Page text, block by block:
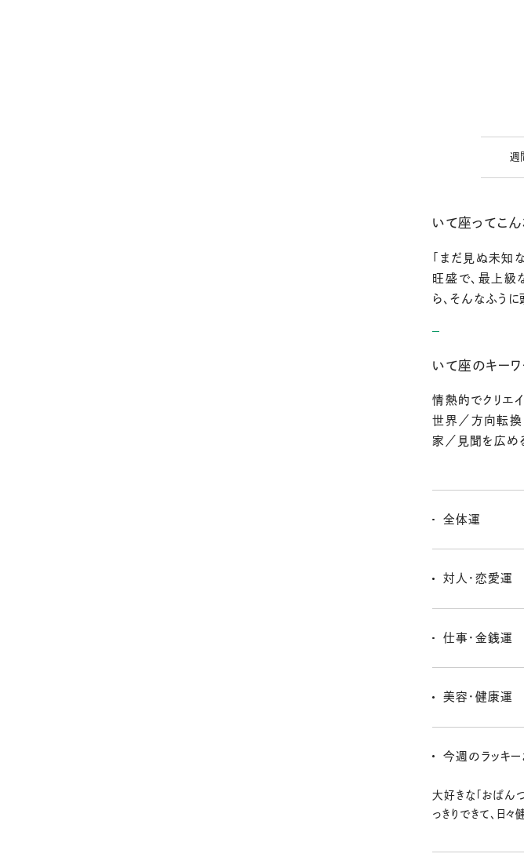
週
いて座ってこん
「まだ見ぬ未知
旺盛で、最上級
ら、そんなふう
いて座のキーワ
情熱的でクリエ
世界／方向転換
家／見聞を広め
全体運
すぎは反感を買い
対人・恋愛運
るのは微妙だよ〜
仕事・金銭運
のために、ファイ
美容・健康運
う〜。集中ケアで
今週のラッキ
大好きな「おぱん
っきりできて、日